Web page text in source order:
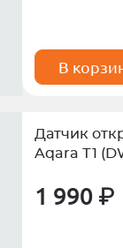
В
Датчик
Aqara Т1
1 990 ₽